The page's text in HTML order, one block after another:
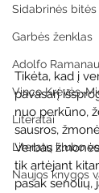
Sidabrinės bitės
Garbės ženklas
Adolfo
Vinco Krėvės-
Literatai
Literatų klubo
Naujos knygos
Tikėta, kad į
pavasarį
nuo perkūno,
sausros,
Verbas
tik artėjant
pasak senolių,